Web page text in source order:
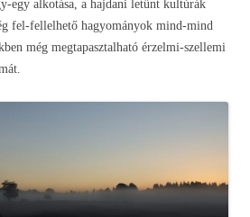
egy alkotása, a hajdani letűnt kultúrák
fel-fellelhető hagyományok mind-mind
még megtapasztalható érzelmi-szellemi